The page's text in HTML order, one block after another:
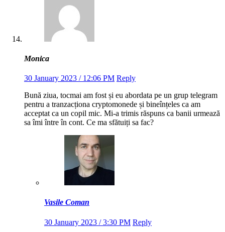
Monica
30 January 2023 / 12:06 PM Reply
Bună ziua, tocmai am fost și eu abordata pe un grup telegram
pentru a tranzacționa cryptomonede și bineînțeles ca am
acceptat ca un copil mic. Mi-a trimis răspuns ca banii urmează
sa îmi între în cont. Ce ma sfătuiți sa fac?
Vasile Coman
30 January 2023 / 3:30 PM Reply